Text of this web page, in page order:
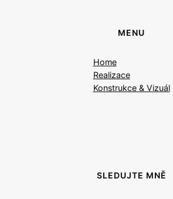
MENU
Home
Realizace
Konstrukce & Vizuál
SLEDUJTE MNĚ